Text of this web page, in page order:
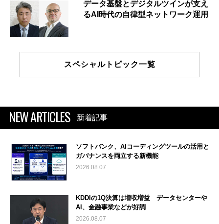
データ基盤とデジタルツインが支え
るAI時代の自律型ネットワーク運用
スペシャルトピック一覧
NEW ARTICLES 新着記事
ソフトバンク、AIコーディングツールの活用と
ガバナンスを両立する新機能
2026.08.07
KDDIの1Q決算は増収増益 データセンターや
AI、金融事業などが好調
2026.08.07